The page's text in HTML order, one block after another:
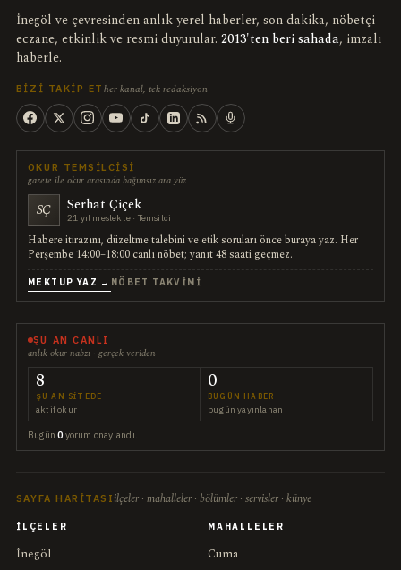
İnegöl ve çevresinden anlık yerel haberler, son dakika, nöbetçi
eczane, etkinlik ve resmi duyurular. 2013'ten beri sahada, imzalı
haberle.
BIZI TAKIP ET her kanal, tek redaksiyon
OKUR TEMSILCISI
gazete ile okur arasında bağımsız ara yüz
SÇ Serhat Çiçek
21 yıl meslekte · Temsilci
Habere itirazını, düzeltme talebini ve etik soruları önce buraya yaz. Her
Perşembe 14:00–18:00 canlı nöbet; yanıt 48 saati geçmez.
MEKTUP YAZ → NÖBET TAKVIMI
ŞU AN CANLI
anlık okur nabzı · gerçek veriden
8
ŞU AN SITEDE
aktif okur
0
BUGÜN HABER
bugün yayınlanan
Bugün0 yorum onaylandı.
SAYFA HARITASI ilçeler · mahalleler · bölümler · servisler · künye
İLÇELER
İnegöl
MAHALLELER
Cuma